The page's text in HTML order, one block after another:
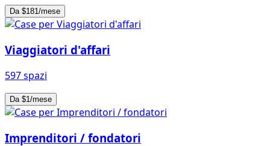
Da $181/mese
Viaggiatori d'affari
597 spazi
Da $1/mese
Imprenditori / fondatori